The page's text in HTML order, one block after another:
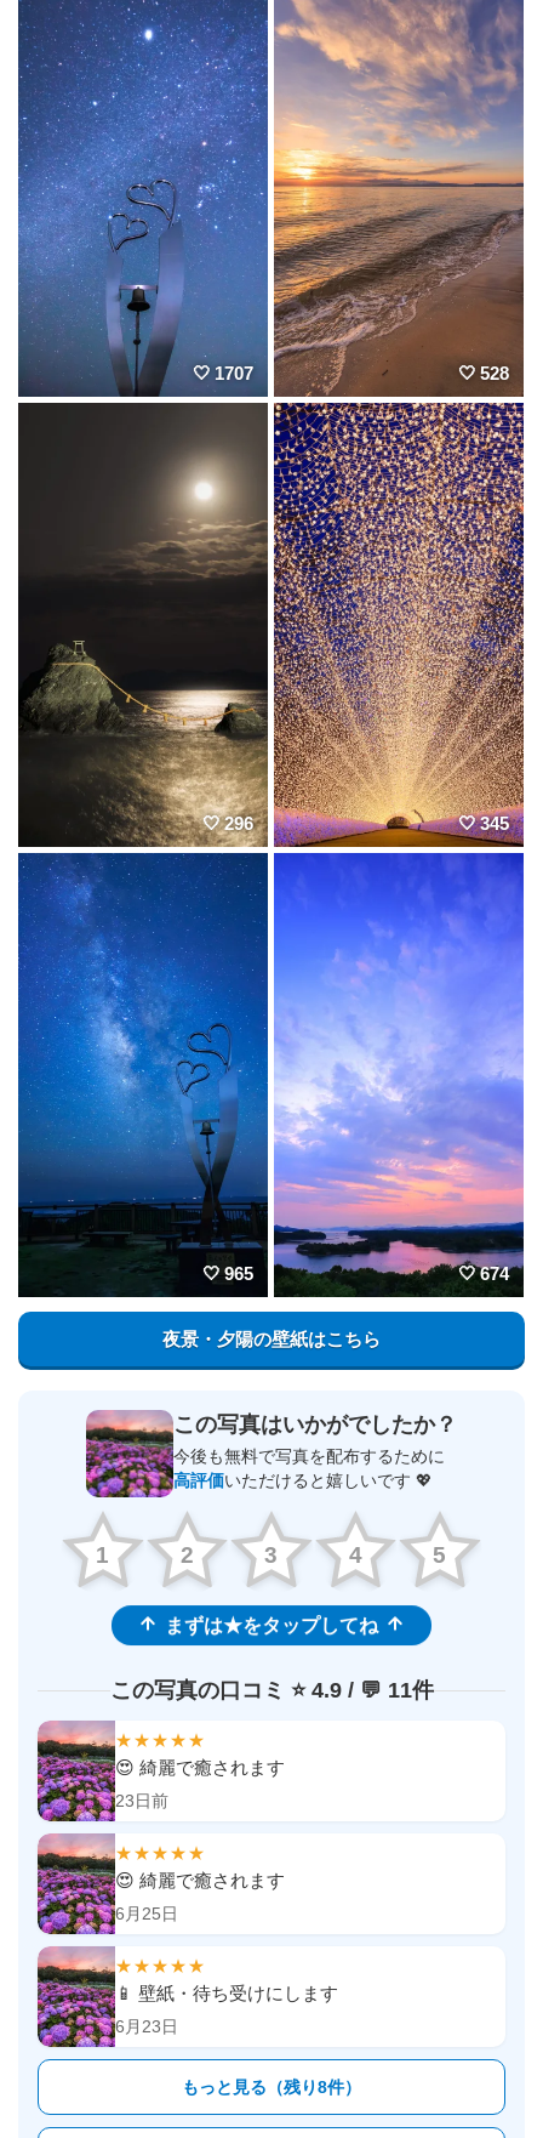
1707 528
296 345
965 674
夜景・夕陽の壁紙はこちら
この写真はいかがでしたか？
今後も無料で写真を配布するために
高評価いただけると嬉しいです 💖
1 2 3 4 5
まずは★をタップしてね
この写真の口コミ ⭐️ 4.9 / 💬 11件
★★★★★
😍 綺麗で癒されます
23日前
★★★★★
😍 綺麗で癒されます
6月25日
★★★★★
📱 壁紙・待ち受けにします
6月23日
もっと見る（残り8件）